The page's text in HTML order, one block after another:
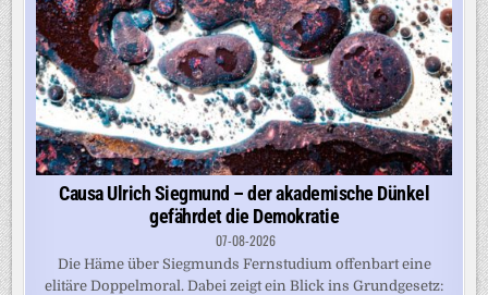
Causa Ulrich Siegmund – der akademische Dünkel
gefährdet die Demokratie
07-08-2026
Die Häme über Siegmunds Fernstudium offenbart eine
elitäre Doppelmoral. Dabei zeigt ein Blick ins Grundgesetz: